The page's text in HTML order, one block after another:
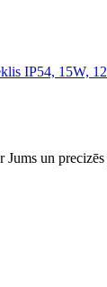
IP54, 15W,
Jums un